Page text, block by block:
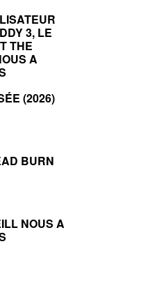
3, LE
THE
A
(2026)
BURN
NOUS A